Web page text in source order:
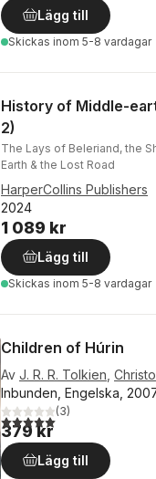
Lägg till
Skickas inom 5-8 vardagar
History of Middle-
2)
The Lays of Beleriand, the
Earth & the Lost Road
HarperCollins Publishers
2024
1 089 kr
Lägg till
Skickas inom 5-8 vardagar
Children of Húrin
Av J. R. R. Tolkien
Inbunden, Engelska,
5,0utav 5 stjärnor. Totalt
(3)
379 kr
Lägg till